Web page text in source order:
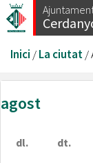
Vés
al
Esteu
aquí
Inici /La ciutat/
agost
dl. dt.